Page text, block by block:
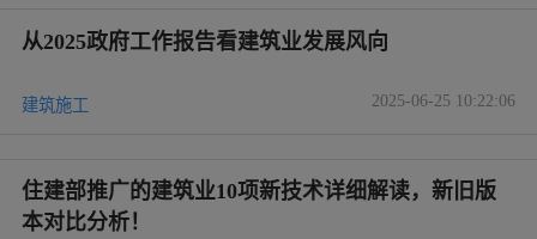
从2025政府工作报告看建筑业发展风向
建筑施工 2025-06-25 10:22:06
住建部推广的建筑业10项新技术详细解读，新旧版
本对比分析！